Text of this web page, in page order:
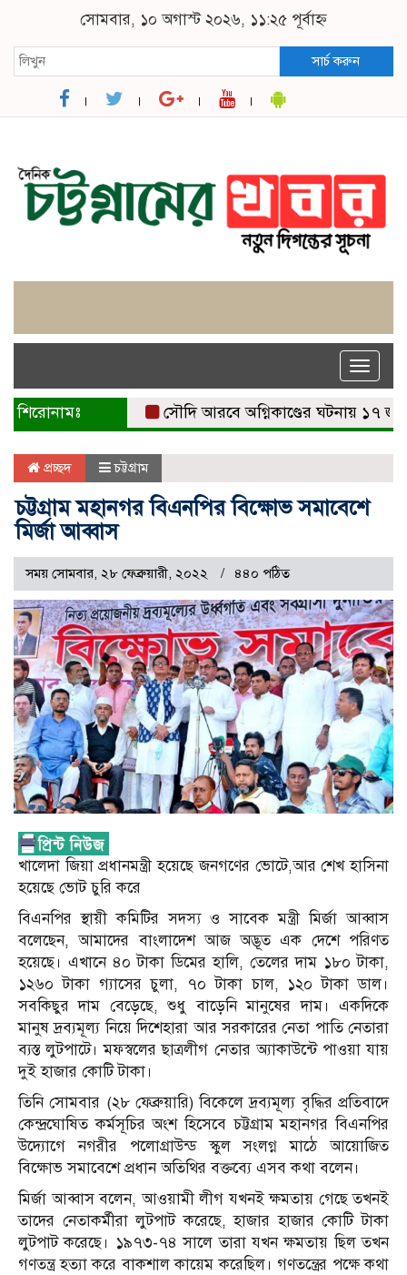
সোমবার, ১০ অগাস্ট ২০২৬, ১১:২৫ পূর্বাহ্ন
সার্চ করুন
Toggle
শিরোনামঃ সৌদি আরবে অগ্নিকাণ্ডের ঘটনায় ১৭ জনের
প্রচ্ছদ চট্টগ্রাম
চট্টগ্রাম মহানগর বিএনপির বিক্ষোভ সমাবেশে
মির্জা আব্বাস
সময় সোমবার, ২৮ ফেব্রুয়ারী, ২০২২ ৪৪০ পঠিত
খালেদা জিয়া প্রধানমন্ত্রী হয়েছে জনগণের ভোটে,আর শেখ হাসিনা
হয়েছে ভোট চুরি করে
বিএনপির স্থায়ী কমিটির সদস্য ও সাবেক মন্ত্রী মির্জা আব্বাস
বলেছেন, আমাদের বাংলাদেশ আজ অদ্ভূত এক দেশে পরিণত
হয়েছে। এখানে ৪০ টাকা ডিমের হালি, তেলের দাম ১৮০ টাকা,
১২৬০ টাকা গ্যাসের চুলা, ৭০ টাকা চাল, ১২০ টাকা ডাল।
সবকিছুর দাম বেড়েছে, শুধু বাড়েনি মানুষের দাম। একদিকে
মানুষ দ্রব্যমূল্য নিয়ে দিশেহারা আর সরকারের নেতা পাতি নেতারা
ব্যস্ত লুটপাটে। মফস্বলের ছাত্রলীগ নেতার অ্যাকাউন্টে পাওয়া যায়
দুই হাজার কোটি টাকা।
তিনি সোমবার (২৮ ফেব্রুয়ারি) বিকেলে দ্রব্যমূল্য বৃদ্ধির প্রতিবাদে
কেন্দ্রঘোষিত কর্মসূচির অংশ হিসেবে চট্টগ্রাম মহানগর বিএনপির
উদ্যোগে নগরীর পলোগ্রাউন্ড স্কুল সংলগ্ন মাঠে আয়োজিত
বিক্ষোভ সমাবেশে প্রধান অতিথির বক্তব্যে এসব কথা বলেন।
মির্জা আব্বাস বলেন, আওয়ামী লীগ যখনই ক্ষমতায় গেছে তখনই
তাদের নেতাকর্মীরা লুটপাট করেছে, হাজার হাজার কোটি টাকা
লুটপাট করেছে। ১৯৭৩-৭৪ সালে তারা যখন ক্ষমতায় ছিল তখন
গণতন্ত্র হত্যা করে বাকশাল কায়েম করেছিল। গণতন্ত্রের পক্ষে কথা